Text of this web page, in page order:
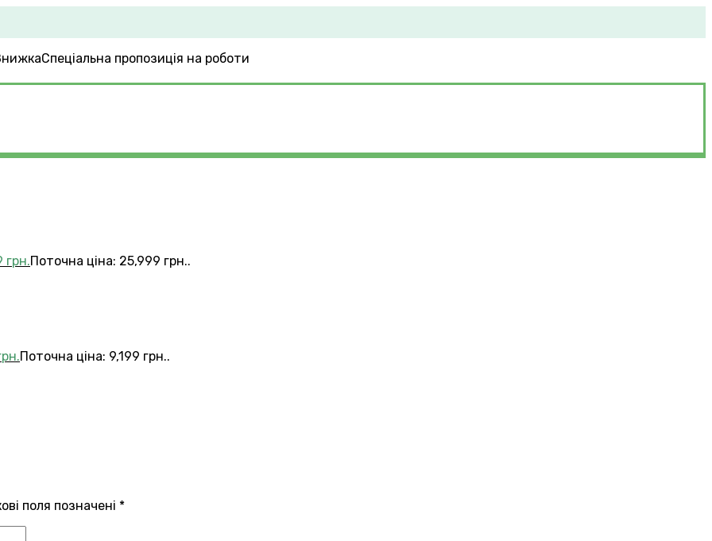
Спеціальна пропозиція на роботи
грн.Поточна ціна: 25,999 грн..
Поточна ціна: 9,199 грн..
поля позначені *